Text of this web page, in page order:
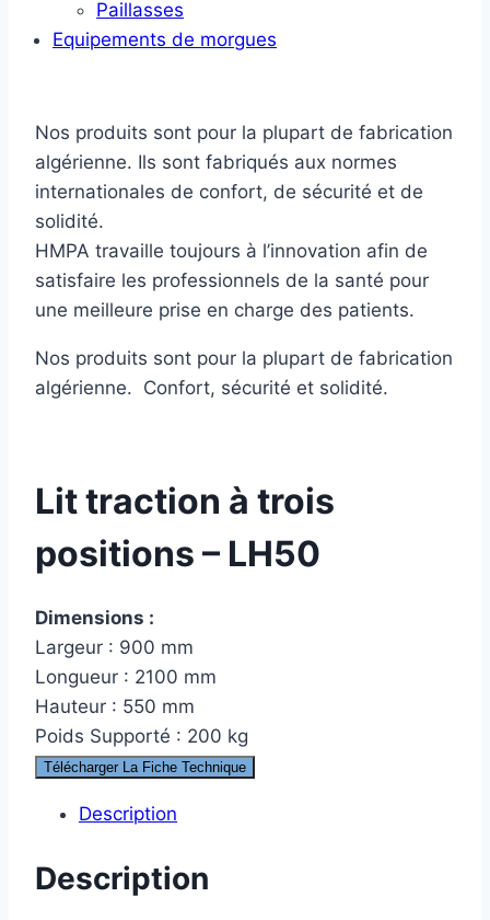
Paillasses
Equipements de morgues
Nos produits sont pour la plupart de fabrication
algérienne. Ils sont fabriqués aux normes
internationales de confort, de sécurité et de
solidité.
HMPA travaille toujours à l’innovation afin de
satisfaire les professionnels de la santé pour
une meilleure prise en charge des patients.
Nos produits sont pour la plupart de fabrication
algérienne. Confort, sécurité et solidité.
Lit traction à trois
positions – LH50
Dimensions :
Largeur : 900 mm
Longueur : 2100 mm
Hauteur : 550 mm
Poids Supporté : 200 kg
Télécharger La Fiche Technique
Description
Description